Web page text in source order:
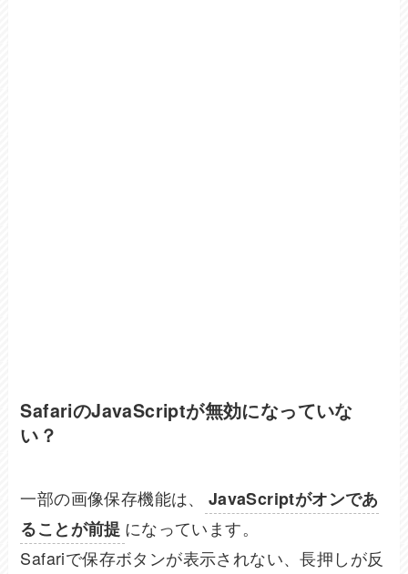
SafariのJavaScriptが無効になっていな
い？
一部の画像保存機能は、
JavaScriptがオンであ
ることが前提 になっています。
Safariで保存ボタンが表示されない、長押しが反